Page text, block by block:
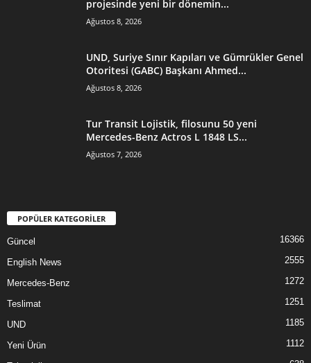
projesinde yeni bir dönemin...
Ağustos 8, 2026
UND, Suriye Sınır Kapıları ve Gümrükler Genel
Otoritesi (GABC) Başkanı Ahmed...
Ağustos 8, 2026
Tur Transit Lojistik, filosunu 50 yeni
Mercedes-Benz Actros L 1848 LS...
Ağustos 7, 2026
POPÜLER KATEGORİLER
Güncel 16366
English News 2555
Mercedes-Benz 1272
Teslimat 1251
UND 1185
Yeni Ürün 1112